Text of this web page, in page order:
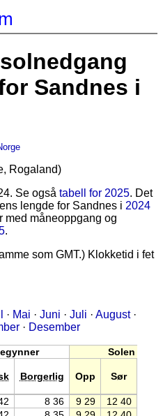
Sandnes i
Rogaland)
Se også tabell for 2025. Det
lengde for Sandnes i 2024
med måneoppgang og
.
som GMT.) Klokketid i fet
· Mai · Juni · Juli · August·
· Desember
Solen
Borgerlig Opp Sør
8 36 9 29 12 40